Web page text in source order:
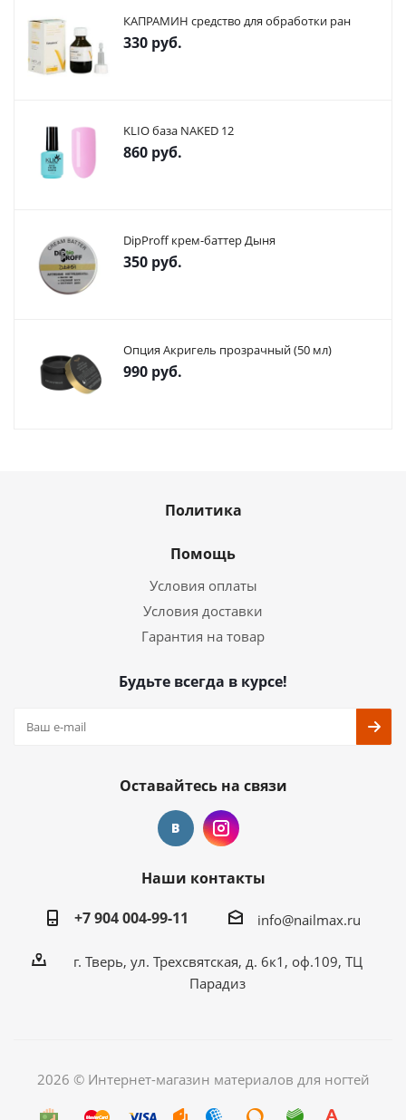
КАПРАМИН средство для обработки ран
330 руб.
KLIO база NAKED 12
860 руб.
DipProff крем-баттер Дыня
350 руб.
Опция Акригель прозрачный (50 мл)
990 руб.
Политика
Помощь
Условия оплаты
Условия доставки
Гарантия на товар
Будьте всегда в курсе!
Оставайтесь на связи
Наши контакты
+7 904 004-99-11
info@nailmax.ru
г. Тверь, ул. Трехсвятская, д. 6к1, оф.109, ТЦ
Парадиз
2026 © Интернет-магазин материалов для ногтей